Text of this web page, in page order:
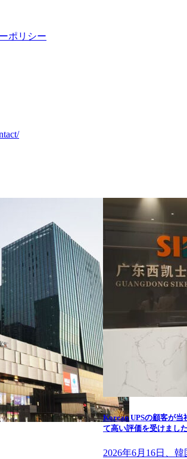
ポリシー
Korean UPSの顧客が
て高い評価を受けました
2026年6月16日、